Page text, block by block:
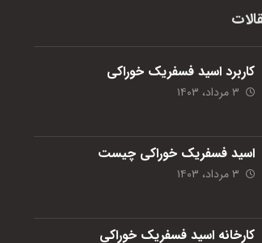
کاربرد اسید فسفریک خوراکی
۳ مرداد، ۱۴۰۳
اسید فسفریک خوراکی چیست
۳ مرداد، ۱۴۰۳
کارخانه اسید فسفریک خوراکی